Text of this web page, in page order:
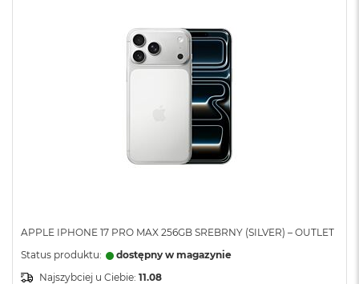
APPLE IPHONE 17 PRO MAX 256GB SREBRNY (SILVER) – OUTLET
Status produktu:
dostępny w magazynie
Najszybciej u Ciebie: 11.08